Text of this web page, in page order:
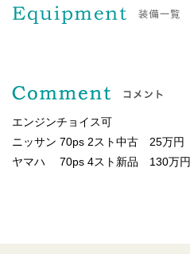
エンジンチョイス可
ニッサン 70ps 2スト中古 25万円
ヤマハ 70ps 4スト新品 130万円